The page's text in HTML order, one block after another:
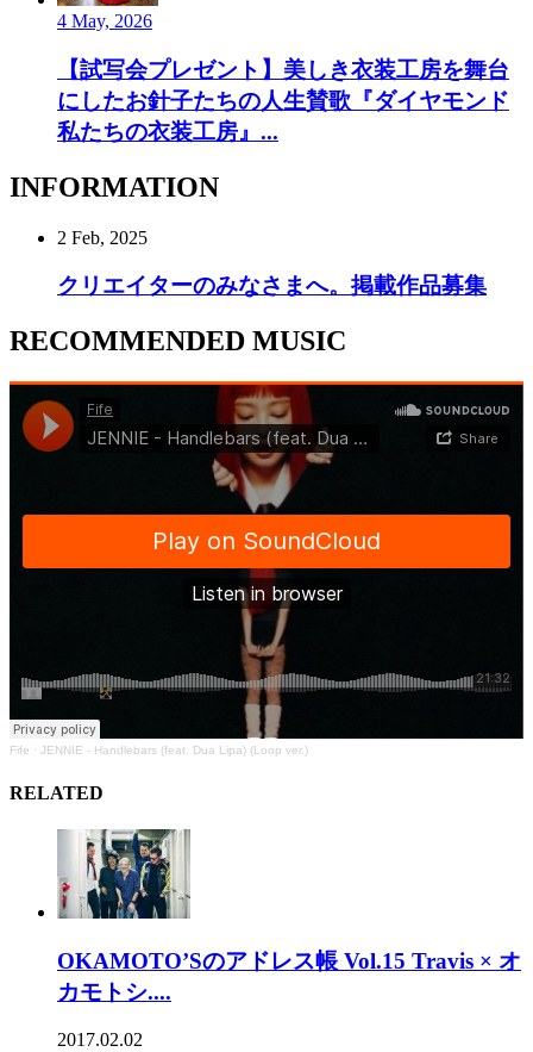
4 May, 2026
【試写会プレゼント】美しき衣装工房を舞台
にしたお針子たちの人生賛歌『ダイヤモンド
私たちの衣装工房』...
INFORMATION
2 Feb, 2025
クリエイターのみなさまへ。掲載作品募集
RECOMMENDED MUSIC
Fife · JENNIE - Handlebars (feat. Dua Lipa) (Loop ver.)
RELATED
OKAMOTO’Sのアドレス帳 Vol.15 Travis × オ
カモトシ....
2017.02.02